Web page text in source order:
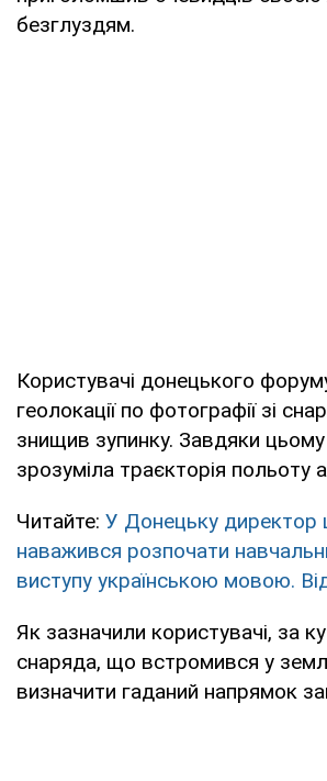
безглуздям.
Користувачі донецького
геолокації по фотографії зі
знищив зупинку. Завдяки
зрозуміла траєкторія польоту
Читайте: У Донецьку директор
наважився розпочати
виступу українською мовою.
Як зазначили користувачі, за
снаряда, що встромився у
визначити гаданий напрямок